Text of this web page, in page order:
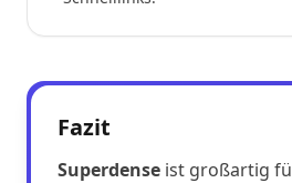
Fazit
Superdense ist großartig